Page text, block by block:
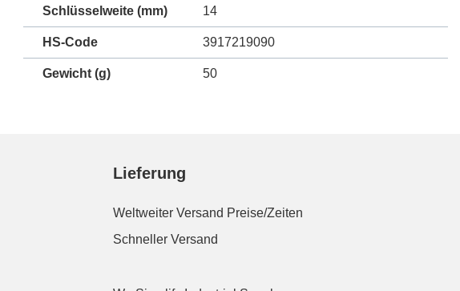
Schlüsselweite (mm) 14
HS-Code 3917219090
Gewicht (g) 50
Lieferung
Weltweiter Versand Preise/Zeiten
Schneller Versand